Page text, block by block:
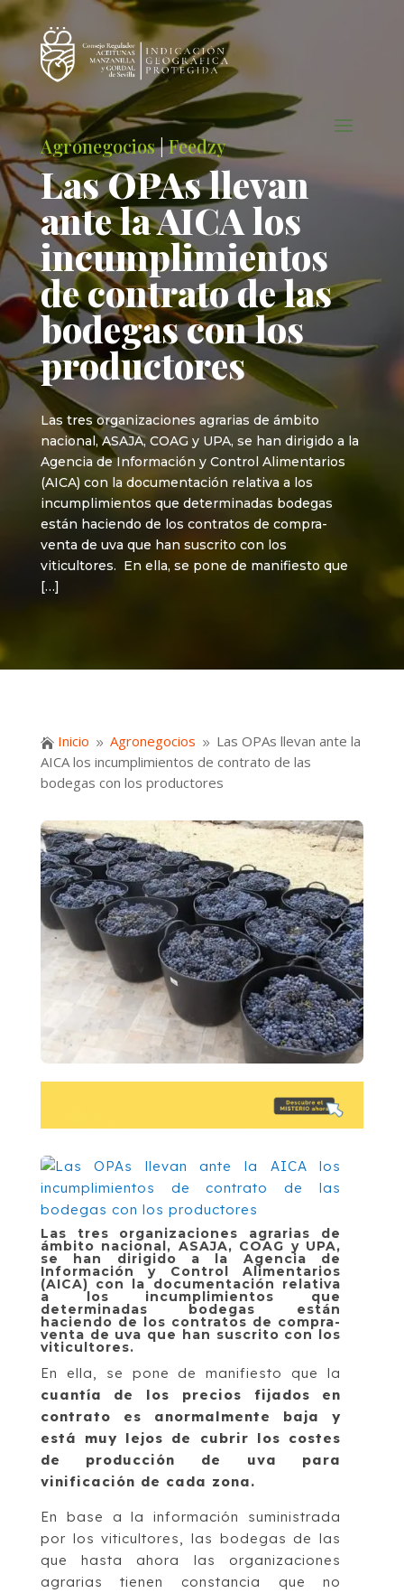
Agronegocios|Feedzy
Las OPAs llevan
ante la AICA los
incumplimientos
de contrato de las
bodegas con los
productores
Las tres organizaciones agrarias de ámbito
nacional, ASAJA, COAG y UPA, se han dirigido a la
Agencia de Información y Control Alimentarios
(AICA) con la documentación relativa a los
incumplimientos que determinadas bodegas
están haciendo de los contratos de compra-
venta de uva que han suscrito con los
viticultores. En ella, se pone de manifiesto que
[…]
 Inicio 9 Agronegocios 9 Las OPAs llevan ante la
AICA los incumplimientos de contrato de las
bodegas con los productores
Las tres organizaciones agrarias de
ámbito nacional, ASAJA, COAG y UPA,
se han dirigido a la Agencia de
Información y Control Alimentarios
(AICA) con la documentación relativa
a los incumplimientos que
determinadas bodegas están
haciendo de los contratos de compra-
venta de uva que han suscrito con los
viticultores.
En ella, se pone de manifiesto que la
cuantía de los precios fijados en
contrato es anormalmente baja y
está muy lejos de cubrir los costes
de producción de uva para
vinificación de cada zona.
En base a la información suministrada
por los viticultores, las bodegas de las
que hasta ahora las organizaciones
agrarias tienen constancia que no